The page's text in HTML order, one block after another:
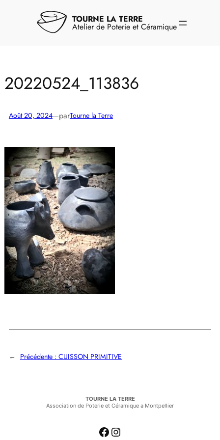
TOURNE LA TERRE
Atelier de Poterie et Céramique
20220524_113836
Août 20, 2024—parTourne la Terre
← Précédente : CUISSON PRIMITIVE
TOURNE LA TERRE
Association de Poterie et Céramique a Montpellier
Facebook Instagram